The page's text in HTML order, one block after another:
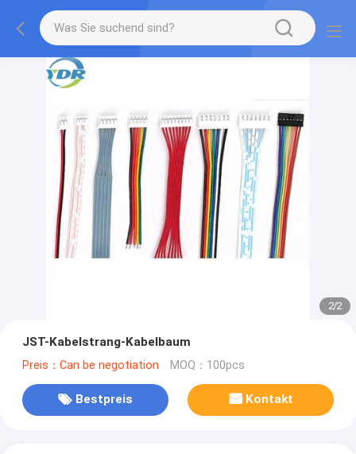
2/2
JST-Kabelstrang-Kabelbaum
Preis：Can be negotiation MOQ：100pcs
Bestpreis Kontakt